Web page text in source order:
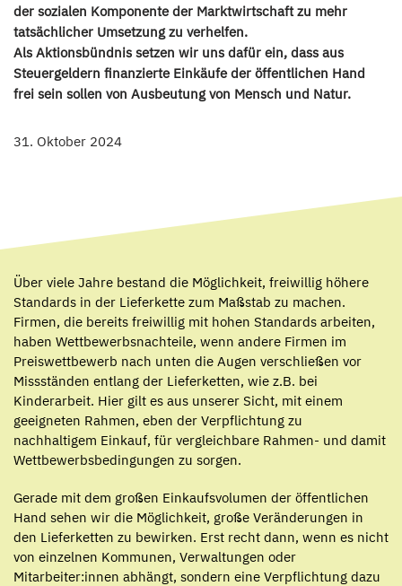
der sozialen Komponente der Marktwirtschaft zu mehr
tatsächlicher Umsetzung zu verhelfen.
Als Aktionsbündnis setzen wir uns dafür ein, dass aus
Steuergeldern finanzierte Einkäufe der öffentlichen Hand
frei sein sollen von Ausbeutung von Mensch und Natur.
31. Oktober 2024
Über viele Jahre bestand die Möglichkeit, freiwillig höhere
Standards in der Lieferkette zum Maßstab zu machen.
Firmen, die bereits freiwillig mit hohen Standards arbeiten,
haben Wettbewerbsnachteile, wenn andere Firmen im
Preiswettbewerb nach unten die Augen verschließen vor
Missständen entlang der Lieferketten, wie z.B. bei
Kinderarbeit. Hier gilt es aus unserer Sicht, mit einem
geeigneten Rahmen, eben der Verpflichtung zu
nachhaltigem Einkauf, für vergleichbare Rahmen- und damit
Wettbewerbsbedingungen zu sorgen.
Gerade mit dem großen Einkaufsvolumen der öffentlichen
Hand sehen wir die Möglichkeit, große Veränderungen in
den Lieferketten zu bewirken. Erst recht dann, wenn es nicht
von einzelnen Kommunen, Verwaltungen oder
Mitarbeiter:innen abhängt, sondern eine Verpflichtung dazu